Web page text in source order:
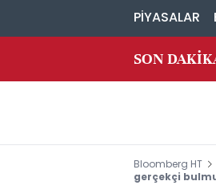
PİYASALAR
SON
Bloomberg HT
gerçekçi